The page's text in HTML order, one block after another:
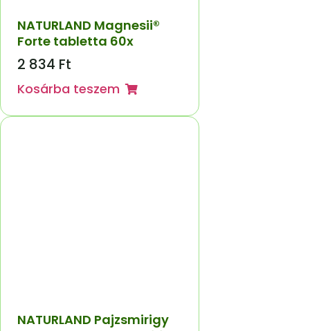
NATURLAND Magnesii®
Forte tabletta 60x
2 834 Ft
Kosárba teszem
NATURLAND Pajzsmirigy